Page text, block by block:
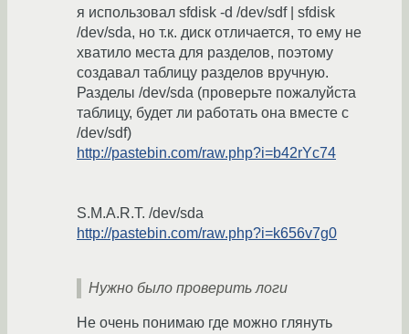
я использовал sfdisk -d /dev/sdf | sfdisk
/dev/sda, но т.к. диск отличается, то ему не
хватило места для разделов, поэтому
создавал таблицу разделов вручную.
Разделы /dev/sda (проверьте пожалуйста
таблицу, будет ли работать она вместе с
/dev/sdf)
http://pastebin.com/raw.php?i=b42rYc74
S.M.A.R.T. /dev/sda
http://pastebin.com/raw.php?i=k656v7g0
Нужно было проверить логи
Не очень понимаю где можно глянуть